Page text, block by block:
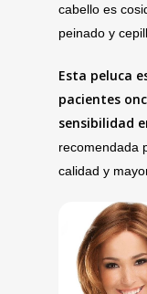
cabello es
peinado y
Esta peluca
pacientes
sensibilidad
recomendada
calidad y